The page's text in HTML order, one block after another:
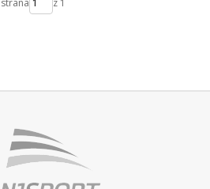
strana z 1